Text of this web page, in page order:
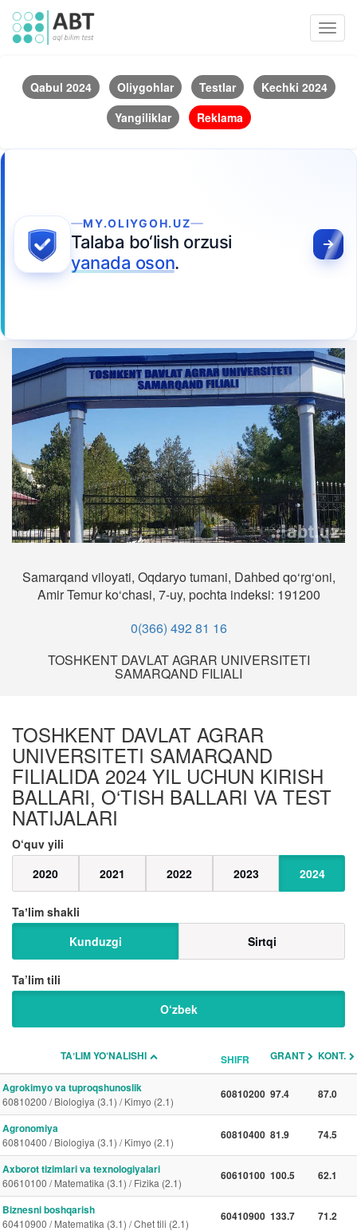
Qabul 2024 Oliygohlar Testlar
Kechki 2024
Yangiliklar
Reklama
MY.OLIYGOH.UZ
Talaba bo‘lish orzusi
yanada oson.
Samarqand viloyati, Oqdaryo tumani, Dahbed qo‘rg‘oni,
Amir Temur ko‘chasi, 7-uy, pochta indeksi: 191200
0(366) 492 81 16
TOSHKENT DAVLAT AGRAR UNIVERSITETI
SAMARQAND FILIALI
TOSHKENT DAVLAT AGRAR
UNIVERSITETI SAMARQAND
FILIALIDA 2024 YIL UCHUN KIRISH
BALLARI, O‘TISH BALLARI VA TEST
NATIJALARI
O‘quv yili
2020
2021 2022 2023 2024
Taʼlim shakli
Kunduzgi
Sirtqi
Ta’lim tili
O‘zbek
TAʼLIM YO‘NALISHI SHIFR GRANT KONT.
Agrokimyo va tuproqshunoslik
60810200 / Biologiya (3.1) / Kimyo (2.1)
60810200 97.4 87.0
Agronomiya
60810400 / Biologiya (3.1) / Kimyo (2.1)
60810400 81.9 74.5
Axborot tizimlari va texnologiyalari
60610100 / Matematika (3.1) / Fizika (2.1)
60610100 100.5 62.1
Biznesni boshqarish
60410900 / Matematika (3.1) / Chet tili (2.1)
60410900 133.7 71.2